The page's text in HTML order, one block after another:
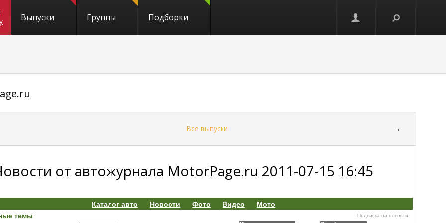
Выпуски Группы Подборки
Все выпуски →
от автожурнала MotorPage.ru 2011-07-15 16:45
Каталог авто Новости Фото Видео
Мото
темы
Подписка на новости